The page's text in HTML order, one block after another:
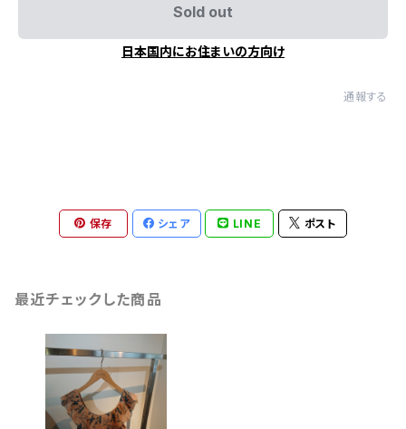
Sold out
日本国内にお住まいの方向け
通報する
保存 シェア LINE ポスト
最近チェックした商品